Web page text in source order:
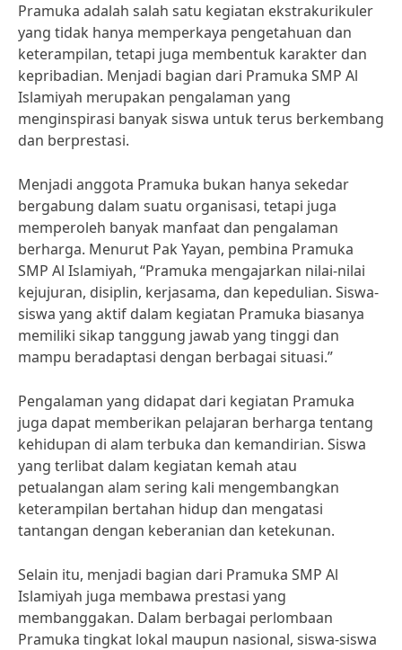
Pramuka adalah salah satu kegiatan ekstrakurikuler
yang tidak hanya memperkaya pengetahuan dan
keterampilan, tetapi juga membentuk karakter dan
kepribadian. Menjadi bagian dari Pramuka SMP Al
Islamiyah merupakan pengalaman yang
menginspirasi banyak siswa untuk terus berkembang
dan berprestasi.
Menjadi anggota Pramuka bukan hanya sekedar
bergabung dalam suatu organisasi, tetapi juga
memperoleh banyak manfaat dan pengalaman
berharga. Menurut Pak Yayan, pembina Pramuka
SMP Al Islamiyah, “Pramuka mengajarkan nilai-nilai
kejujuran, disiplin, kerjasama, dan kepedulian. Siswa-
siswa yang aktif dalam kegiatan Pramuka biasanya
memiliki sikap tanggung jawab yang tinggi dan
mampu beradaptasi dengan berbagai situasi.”
Pengalaman yang didapat dari kegiatan Pramuka
juga dapat memberikan pelajaran berharga tentang
kehidupan di alam terbuka dan kemandirian. Siswa
yang terlibat dalam kegiatan kemah atau
petualangan alam sering kali mengembangkan
keterampilan bertahan hidup dan mengatasi
tantangan dengan keberanian dan ketekunan.
Selain itu, menjadi bagian dari Pramuka SMP Al
Islamiyah juga membawa prestasi yang
membanggakan. Dalam berbagai perlombaan
Pramuka tingkat lokal maupun nasional, siswa-siswa